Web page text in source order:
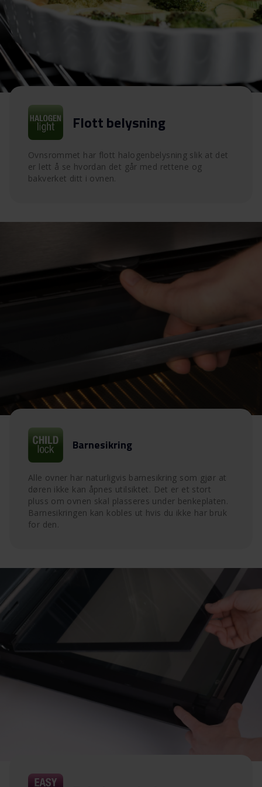
Flott belysning
Ovnsrommet har flott halogenbelysning slik at det
er lett å se hvordan det går med rettene og
bakverket ditt i ovnen.
Barnesikring
Alle ovner har naturligvis barnesikring som gjør at
døren ikke kan åpnes utilsiktet. Det er et stort
pluss om ovnen skal plasseres under benkeplaten.
Barnesikringen kan kobles ut hvis du ikke har bruk
for den.